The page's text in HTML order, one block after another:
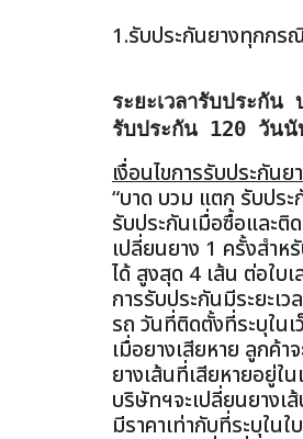
1.รับประกันยางทุกกร
ระยะเวลารับประกั
รับประกัน 120 วันนั
เงื่อนไขการรับประกัน
“บาด บวม แตก รับปร
รับประกันเมื่อซื้อและติ
เปลี่ยนยาง 1 ครั้งสำห
ได้ สูงสุด 4 เส้น ต่อใบเ
การรับประกันมีระยะเ
รถ วันที่ติดตั้งที่ระบุใน
เมื่อยางเสียหาย ลูกค้
ยางเส้นที่เสียหายอยู่ใ
บริษัทฯจะเปลี่ยนยางเ
มีราคาเท่ากับที่ระบุใน